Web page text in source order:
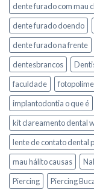
dente furado com mau
dente furado doendo
dente furado na frente
dentesbrancos
faculdade
implantodontia o que é
kit clareamento dental
lente de contato dental
mau hálito causas
Piercing
Piercing